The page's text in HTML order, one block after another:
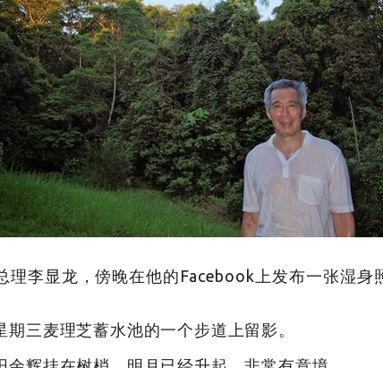
理李显龙，傍晚在他的Facebook上发布一张湿身
三麦理芝蓄水池的一个步道上留影。